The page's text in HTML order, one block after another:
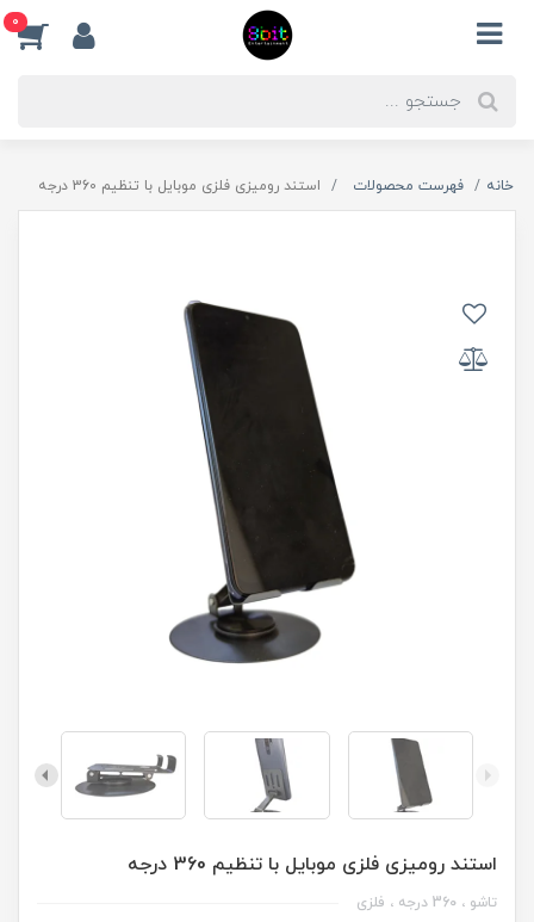
0
خانه فهرست محصولات استند رومیزی فلزی موبایل با تنظیم 360 درجه
استند رومیزی فلزی موبایل با تنظیم 360 درجه
تاشو ، 360 درجه ، فلزی